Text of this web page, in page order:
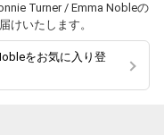
Turner / Emma Nobleの
けいたします。
をお気に入り登